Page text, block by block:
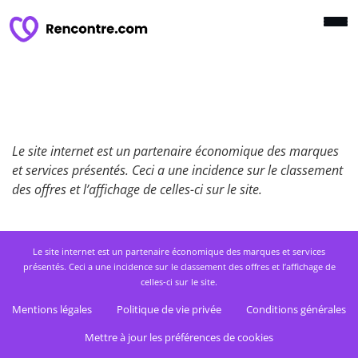
Le site internet est un partenaire économique des marques
et services présentés. Ceci a une incidence sur le classement
des offres et l’affichage de celles-ci sur le site.
Le site internet est un partenaire économique des marques et services
présentés. Ceci a une incidence sur le classement des offres et l’affichage de
celles-ci sur le site.
Mentions légales Politique de vie privée
Conditions générales
Mettre à jour les préférences de cookies